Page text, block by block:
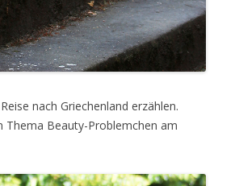
nach Griechenland erzählen.
Thema Beauty-Problemchen am